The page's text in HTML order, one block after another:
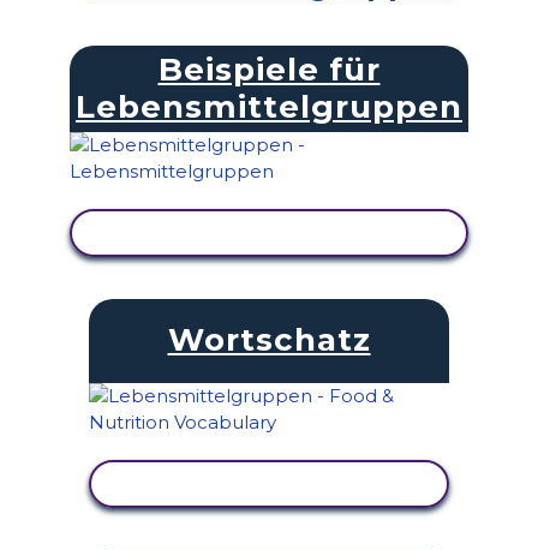
Beispiele für
Lebensmittelgruppen
Wortschatz